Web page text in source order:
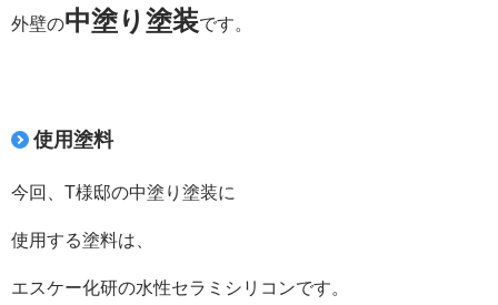
外壁の中塗り塗装です。
使用塗料
今回、T様邸の中塗り塗装に
使用する塗料は、
エスケー化研の水性セラミシリコンです。